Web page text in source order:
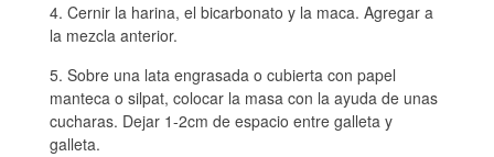
Cernir la harina, el bicarbonato y la maca. Agregar a
la mezcla anterior.
Sobre una lata engrasada o cubierta con papel
manteca o silpat, colocar la masa con la ayuda de unas
cucharas. Dejar 1-2cm de espacio entre galleta y
galleta.